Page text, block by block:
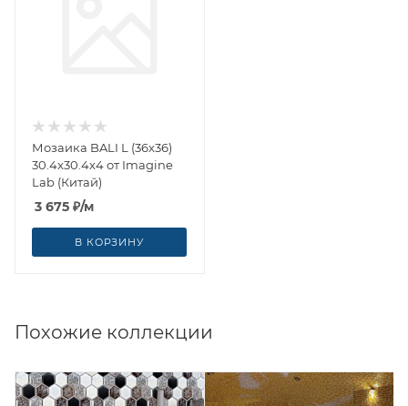
Мозаика BALI L (36x36)
30.4x30.4x4 от Imagine
Lab (Китай)
3 675 ₽/м
В КОРЗИНУ
Похожие коллекции